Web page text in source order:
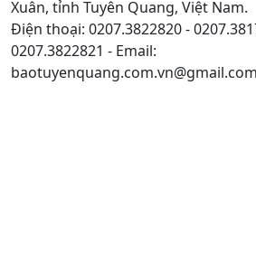
Xuân, tỉnh Tuyên Quang, Việt Nam.
Điện thoại: 0207.3822820 -
0207.3822821 - Email:
baotuyenquang.com.vn@gmail.com